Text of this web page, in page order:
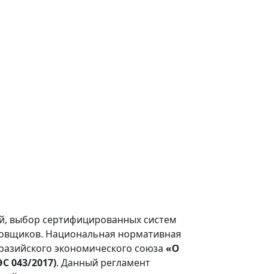
выбор сертифицированных систем
Национальная нормативная
экономического союза «О
043/2017). Данный регламент